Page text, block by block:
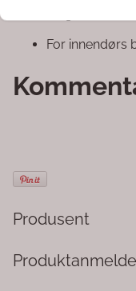
For innendørs
Produsent